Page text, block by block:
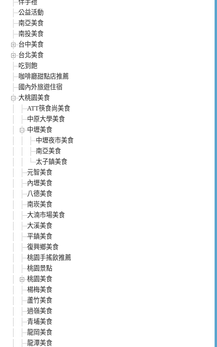
伴手禮
公益活動
南亞美食
南投美食
台中美食
台北美食
吃到飽
咖啡廳甜點店推薦
國內外旅遊住宿
大桃園美食
ATT筷食尚美食
中原大學美食
中壢美食
中壢夜市美食
南亞美食
太子鎮美食
元智美食
內壢美食
八德美食
南崁美食
大湳市場美食
大溪美食
平鎮美食
復興鄉美食
桃園手搖飲推薦
桃園景點
桃園美食
楊梅美食
蘆竹美食
過嶺美食
青埔美食
龍岡美食
龍潭美食